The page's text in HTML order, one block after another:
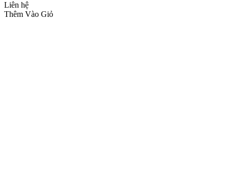
Liên hệ
Thêm Vào Giỏ